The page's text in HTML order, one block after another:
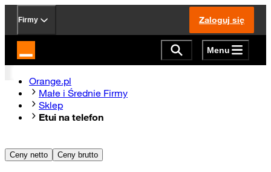
Firmy Zaloguj się
Strona główna Orange.pl Menu
Orange.pl
Małe i Średnie Firmy
Sklep
Etui na telefon
Ceny netto Ceny brutto